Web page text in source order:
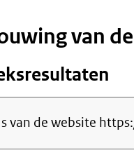
van
van de website